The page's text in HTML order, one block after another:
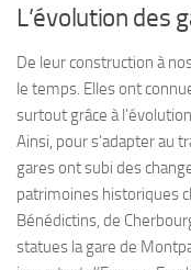
L’évolution des
De leur construction à
le temps. Elles ont
surtout grâce à
Ainsi, pour s’adapter au
gares ont subi des
patrimoines historiques
Bénédictins, de
statues la gare de